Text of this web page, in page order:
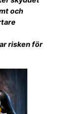
och
risken för